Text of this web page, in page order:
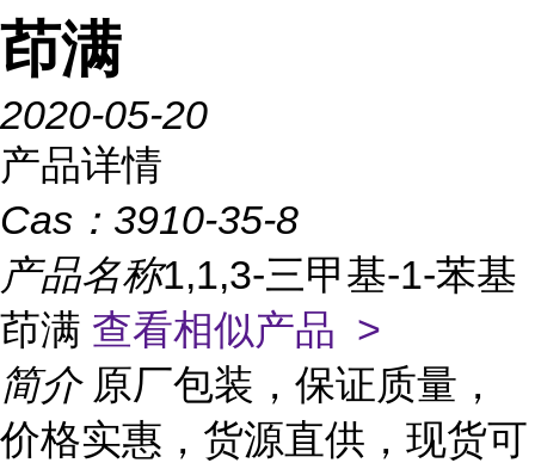
茚满
2020-05-20
产品详情
Cas： 3910-35-8
产品名称1,1,3-三甲基-1-苯基
茚满 查看相似产品 >
简介 原厂包装，保证质量，
价格实惠，货源直供，现货可